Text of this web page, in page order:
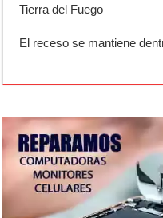
Tierra del Fuego
El receso se mantiene